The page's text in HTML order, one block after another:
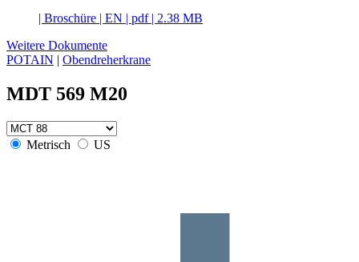
| Broschüre | EN | pdf | 2.38 MB
Weitere Dokumente
POTAIN | Obendreherkrane
MDT 569 M20
Metrisch US